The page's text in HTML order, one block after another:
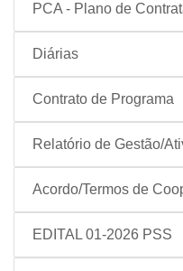
PCA - Plano de
Diárias
Contrato de Programa
Relatório de Gestão/
Acordo/Termos de
EDITAL 01-2026 PSS